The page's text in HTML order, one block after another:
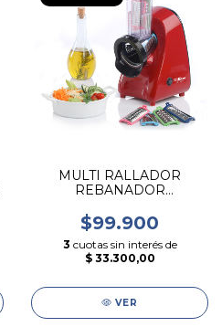
MULTI RALLADOR
REBANADOR
EASYSALAD
$99.900
3 cuotas sin interés de
$ 33.300,00
VER